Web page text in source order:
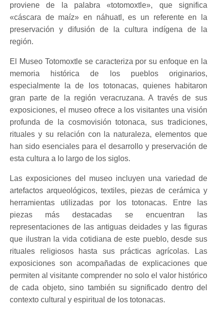
proviene de la palabra «totomoxtle», que significa
«cáscara de maíz» en náhuatl, es un referente en la
preservación y difusión de la cultura indígena de la
región.
El Museo Totomoxtle se caracteriza por su enfoque en la
memoria histórica de los pueblos originarios,
especialmente la de los totonacas, quienes habitaron
gran parte de la región veracruzana. A través de sus
exposiciones, el museo ofrece a los visitantes una visión
profunda de la cosmovisión totonaca, sus tradiciones,
rituales y su relación con la naturaleza, elementos que
han sido esenciales para el desarrollo y preservación de
esta cultura a lo largo de los siglos.
Las exposiciones del museo incluyen una variedad de
artefactos arqueológicos, textiles, piezas de cerámica y
herramientas utilizadas por los totonacas. Entre las
piezas más destacadas se encuentran las
representaciones de las antiguas deidades y las figuras
que ilustran la vida cotidiana de este pueblo, desde sus
rituales religiosos hasta sus prácticas agrícolas. Las
exposiciones son acompañadas de explicaciones que
permiten al visitante comprender no solo el valor histórico
de cada objeto, sino también su significado dentro del
contexto cultural y espiritual de los totonacas.